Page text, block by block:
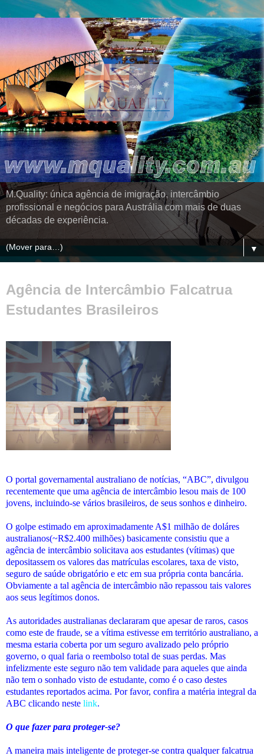
M.Quality: única agência de imigração, intercâmbio
profissional e negócios para Austrália com mais de duas
décadas de experiência.
▼
Agência de Intercâmbio Falcatrua
Estudantes Brasileiros
O portal governamental australiano de notícias, “ABC”, divulgou
recentemente que uma agência de intercâmbio lesou mais de 100
jovens, incluindo-se vários brasileiros, de seus sonhos e dinheiro.
O golpe estimado em aproximadamente A$1 milhão de doláres
australianos(~R$2.400 milhões) basicamente consistiu que a
agência de intercâmbio solicitava aos estudantes (vítimas) que
depositassem os valores das matrículas escolares, taxa de visto,
seguro de saúde obrigatório e etc em sua própria conta bancária.
Obviamente a tal agência de intercâmbio não repassou tais valores
aos seus legítimos donos.
As autoridades australianas declararam que apesar de raros, casos
como este de fraude, se a vítima estivesse em território australiano, a
mesma estaria coberta por um seguro avalizado pelo próprio
governo, o qual faria o reembolso total de suas perdas. Mas
infelizmente este seguro não tem validade para aqueles que ainda
não tem o sonhado visto de estudante, como é o caso destes
estudantes reportados acima. Por favor, confira a matéria integral da
ABC clicando neste link.
O que fazer para proteger-se?
A maneira mais inteligente de proteger-se contra qualquer falcatrua